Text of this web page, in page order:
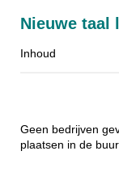
Nieuwe taal
Inhoud
Geen bedrijven
plaatsen in de